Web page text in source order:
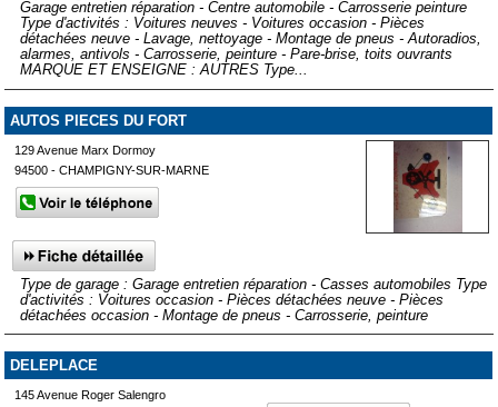
Garage entretien réparation - Centre automobile - Carrosserie peinture
Type d'activités : Voitures neuves - Voitures occasion - Pièces
détachées neuve - Lavage, nettoyage - Montage de pneus - Autoradios,
alarmes, antivols - Carrosserie, peinture - Pare-brise, toits ouvrants
MARQUE ET ENSEIGNE : AUTRES Type...
AUTOS PIECES DU FORT
129 Avenue Marx Dormoy
94500 - CHAMPIGNY-SUR-MARNE
Type de garage : Garage entretien réparation - Casses automobiles Type
d'activités : Voitures occasion - Pièces détachées neuve - Pièces
détachées occasion - Montage de pneus - Carrosserie, peinture
DELEPLACE
145 Avenue Roger Salengro